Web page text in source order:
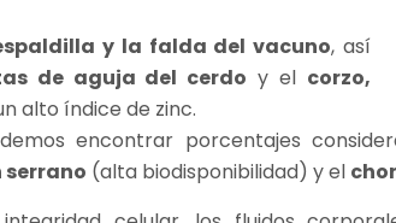
y la falda del vacuno, así
de aguja del cerdo y el corzo,
alto índice de zinc.
encontrar porcentajes
serrano (alta biodisponibilidad) y el